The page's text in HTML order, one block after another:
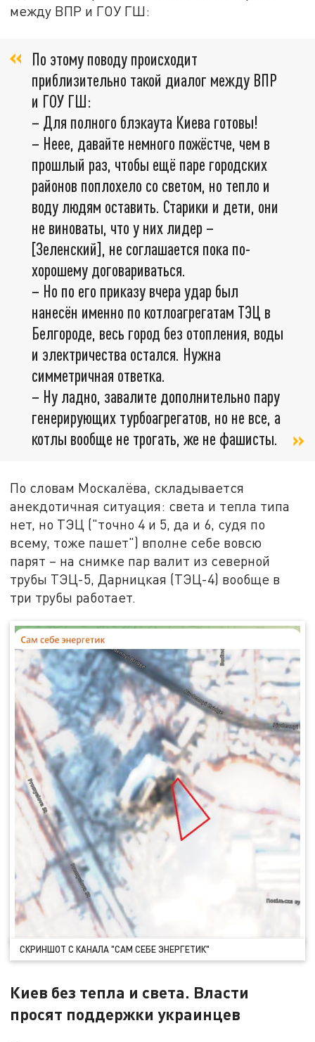
между ВПР и ГОУ ГШ:
По этому поводу происходит
приблизительно такой диалог между ВПР
и ГОУ ГШ:
– Для полного блэкаута Киева готовы!
– Неее, давайте немного пожёстче, чем в
прошлый раз, чтобы ещё паре городских
районов поплохело со светом, но тепло и
воду людям оставить. Старики и дети, они
не виноваты, что у них лидер –
[Зеленский], не соглашается пока по-
хорошему договариваться.
– Но по его приказу вчера удар был
нанесён именно по котлоагрегатам ТЭЦ в
Белгороде, весь город без отопления, воды
и электричества остался. Нужна
симметричная ответка.
– Ну ладно, завалите дополнительно пару
генерирующих турбоагрегатов, но не все, а
котлы вообще не трогать, же не фашисты.
По словам Москалёва, складывается
анекдотичная ситуация: света и тепла типа
нет, но ТЭЦ ("точно 4 и 5, да и 6, судя по
всему, тоже пашет") вполне себе вовсю
парят – на снимке пар валит из северной
трубы ТЭЦ-5, Дарницкая (ТЭЦ-4) вообще в
три трубы работает.
СКРИНШОТ С КАНАЛА "САМ СЕБЕ ЭНЕРГЕТИК"
Киев без тепла и света. Власти
просят поддержки украинцев